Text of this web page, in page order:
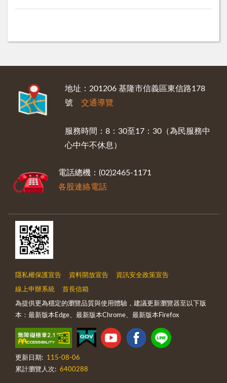
地址：201206 基隆市信義區東信路178
號 交通導覽
服務時間：8：30至17：30（為民服務中
心中午不休息）
電話總機：(02)2465-1171
各股連絡電話
隱私權保護宣告 資料開放宣告 資訊安全政策宣告
線上申辦系統 首長信箱
為提供更為穩定的瀏覽品質與使用體驗，建議更新瀏覽器至以下版
本：最新版本Edge、最新版本Chrome、最新版本Firefox
更新日期:
115-08-06
累計瀏覽人次: 6400288